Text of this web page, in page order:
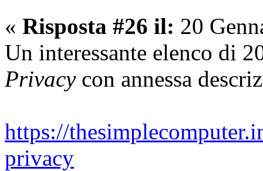
« Risposta #26 il: 20
Un interessante elenco di
Privacycon annessa
https://
privacy